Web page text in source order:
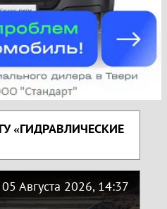
«ГИДРАВЛИЧЕСКИЕ
05 Августа 2026, 14:37